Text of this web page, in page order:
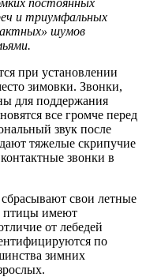
постоянных
и триумфальных
шумов
при установлении
зимовки. Звонки,
для поддержания
все громче перед
звук после
тяжелые скрипучие
звонки в
свои летные
птицы имеют
от лебедей
по
зимних